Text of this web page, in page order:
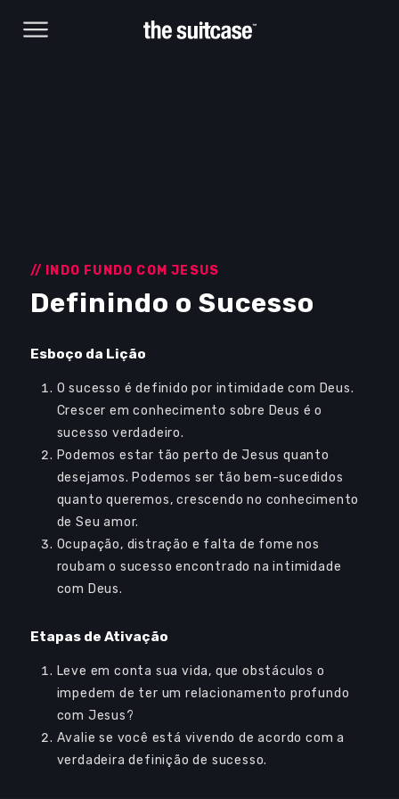
// INDO FUNDO COM JESUS
Definindo o Sucesso
Esboço da Lição
O sucesso é definido por intimidade com Deus.
Crescer em conhecimento sobre Deus é o
sucesso verdadeiro.
Podemos estar tão perto de Jesus quanto
desejamos. Podemos ser tão bem-sucedidos
quanto queremos, crescendo no conhecimento
de Seu amor.
Ocupação, distração e falta de fome nos
roubam o sucesso encontrado na intimidade
com Deus.
Etapas de Ativação
Leve em conta sua vida, que obstáculos o
impedem de ter um relacionamento profundo
com Jesus?
Avalie se você está vivendo de acordo com a
verdadeira definição de sucesso.
Take action
Log In
Sign Up